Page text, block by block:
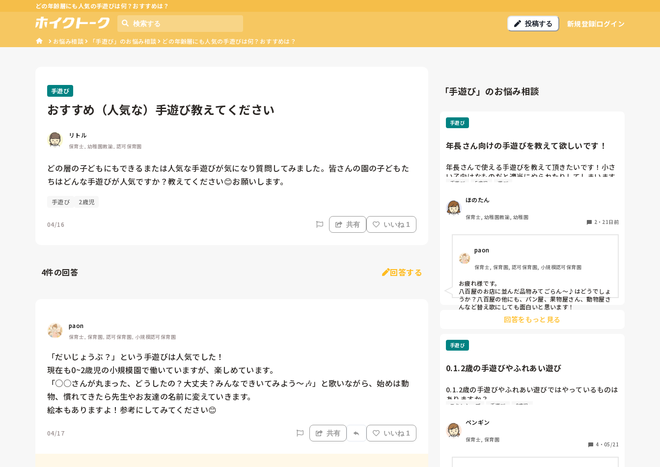
どの年齢層にも人気の手遊びは何？おすすめは？
投稿する 新規登録ログイン
お悩み相談 「手遊び」のお悩み相談 どの年齢層にも人気の手遊びは何？おすすめは？
手遊び
おすすめ（人気な）手遊び教えてください
リトル
保育士, 幼稚園教諭, 認可保育園
どの層の子どもにもできるまたは人気な手遊びが気になり質問してみました。皆さんの園の子どもた
ちはどんな手遊びが人気ですか？教えてください😊お願いします。
手遊び 2歳児
04/16 共有 いいね 1
4件の回答 回答する
paon
保育士, 保育園, 認可保育園, 小規模認可保育園
「だいじょうぶ？」という手遊びは人気でした！
現在も0~2歳児の小規模園で働いていますが、楽しめています。
「○○さんが丸まった、どうしたの？大丈夫？みんなできいてみよう～🎶」と歌いながら、始めは動
物、慣れてきたら先生やお友達の名前に変えていきます。
絵本もありますよ！参考にしてみてください😊
04/17 共有 いいね 1
「手遊び」のお悩み相談
手遊び
年長さん向けの手遊びを教えて欲しいです！
年長さんで使える手遊びを教えて頂きたいです！小さ
い子向けなものだと適当にやられたりしてしまいます
💦絵本の前の導入で使えたら嬉しいです！あとは帰り
ら嬉しいです！
手遊び 5歳児 遊び
ほのたん
保育士, 幼稚園教諭, 幼稚園
2 ・ 21日前
paon
保育士, 保育園, 認可保育園, 小規模認可保育園
お疲れ様です。
八百屋のお店に並んだ品物みてごらん～♪はどうでしょ
うか？八百屋の他にも、パン屋、果物屋さん、動物屋さ
んなど替え歌にしても面白いと思います！
回答をもっと見る
手遊び
0.1.2歳の手遊びやふれあい遊び
0.1.2歳の手遊びやふれあい遊びではやっているものは
ありますか？
園によって流行りがあると思うので他の園の様子も知
りたいです。
私は、
手遊び
スキンシップ 手遊び 0歳児
ペンギン
保育士, 保育園
4 ・ 05/21